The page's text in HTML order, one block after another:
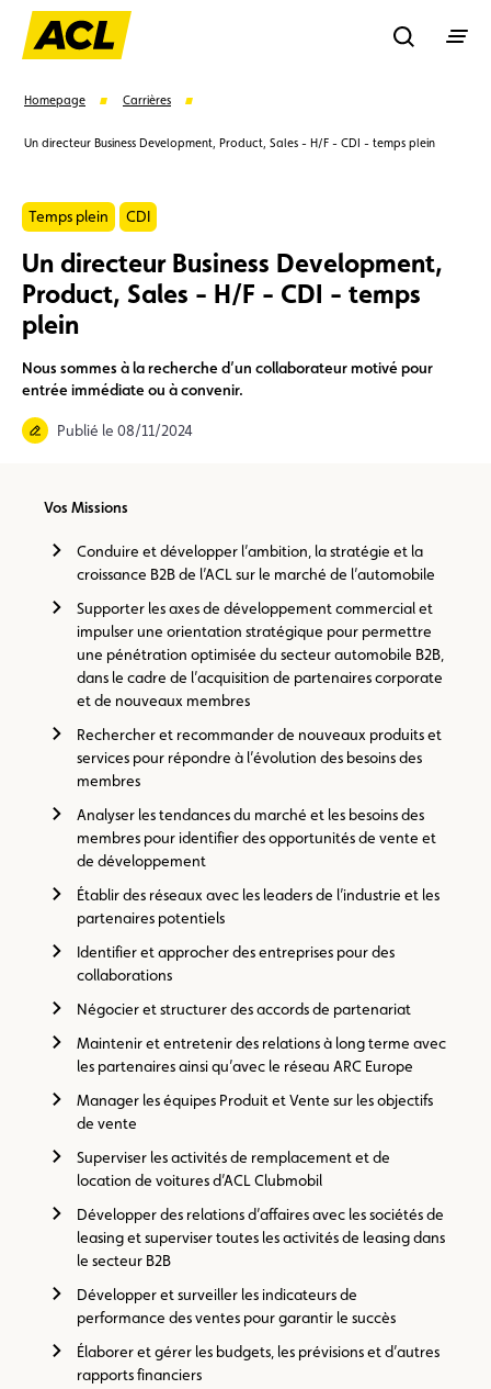
Rechercher
Suggestions
Carte membre Avantages Contrat de vente
Location
Homepage Carrières
Un directeur Business Development, Product, Sales - H/F - CDI - temps plein
Temps plein CDI
Un directeur Business Development,
Product, Sales - H/F - CDI - temps
plein
Nous sommes à la recherche d’un collaborateur motivé pour
entrée immédiate ou à convenir.
Publié le 08/11/2024
Vos Missions
Conduire et développer l’ambition, la stratégie et la
croissance B2B de l’ACL sur le marché de l’automobile
Supporter les axes de développement commercial et
impulser une orientation stratégique pour permettre
une pénétration optimisée du secteur automobile B2B,
dans le cadre de l’acquisition de partenaires corporate
et de nouveaux membres
Rechercher et recommander de nouveaux produits et
services pour répondre à l’évolution des besoins des
membres
Analyser les tendances du marché et les besoins des
membres pour identifier des opportunités de vente et
de développement
Établir des réseaux avec les leaders de l’industrie et les
partenaires potentiels
Identifier et approcher des entreprises pour des
collaborations
Négocier et structurer des accords de partenariat
Maintenir et entretenir des relations à long terme avec
les partenaires ainsi qu’avec le réseau ARC Europe
Manager les équipes Produit et Vente sur les objectifs
de vente
Superviser les activités de remplacement et de
location de voitures d’ACL Clubmobil
Développer des relations d’affaires avec les sociétés de
leasing et superviser toutes les activités de leasing dans
le secteur B2B
Développer et surveiller les indicateurs de
performance des ventes pour garantir le succès
Élaborer et gérer les budgets, les prévisions et d’autres
rapports financiers